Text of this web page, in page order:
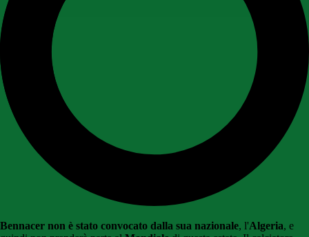
Bennacer non è stato convocato dalla sua nazionale, l'Algeria, e